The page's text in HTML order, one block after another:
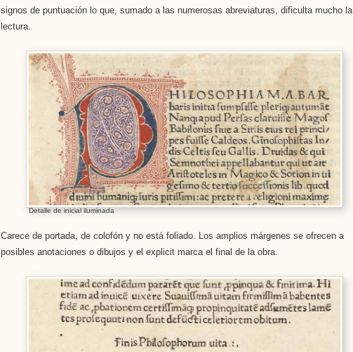
signos de puntuación lo que, sumado a las numerosas abreviaturas, dificulta mucho la
lectura.
Detalle de inicial iluminada
Carece de portada, de colofón y no está foliado. Los amplios márgenes se ofrecen a
posibles anotaciones o dibujos y el explicit marca el final de la obra.